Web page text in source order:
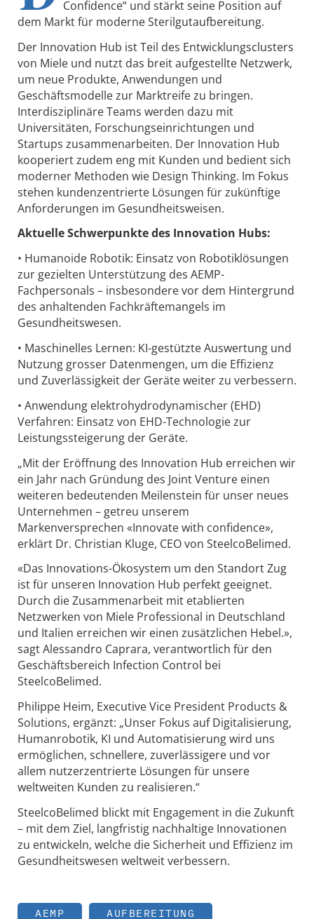
Confidence“ und stärkt seine Position auf
dem Markt für moderne Sterilgutaufbereitung.
Der Innovation Hub ist Teil des Entwicklungsclusters
von Miele und nutzt das breit aufgestellte Netzwerk,
um neue Produkte, Anwendungen und
Geschäftsmodelle zur Marktreife zu bringen.
Interdisziplinäre Teams werden dazu mit
Universitäten, Forschungseinrichtungen und
Startups zusammenarbeiten. Der Innovation Hub
kooperiert zudem eng mit Kunden und bedient sich
moderner Methoden wie Design Thinking. Im Fokus
stehen kundenzentrierte Lösungen für zukünftige
Anforderungen im Gesundheitsweisen.
Aktuelle Schwerpunkte des Innovation Hubs:
• Humanoide Robotik: Einsatz von Robotiklösungen
zur gezielten Unterstützung des AEMP-
Fachpersonals – insbesondere vor dem Hintergrund
des anhaltenden Fachkräftemangels im
Gesundheitswesen.
• Maschinelles Lernen: KI-gestützte Auswertung und
Nutzung grosser Datenmengen, um die Effizienz
und Zuverlässigkeit der Geräte weiter zu verbessern.
• Anwendung elektrohydrodynamischer (EHD)
Verfahren: Einsatz von EHD-Technologie zur
Leistungssteigerung der Geräte.
„Mit der Eröffnung des Innovation Hub erreichen wir
ein Jahr nach Gründung des Joint Venture einen
weiteren bedeutenden Meilenstein für unser neues
Unternehmen – getreu unserem
Markenversprechen «Innovate with confidence»,
erklärt Dr. Christian Kluge, CEO von SteelcoBelimed.
«Das Innovations-Ökosystem um den Standort Zug
ist für unseren Innovation Hub perfekt geeignet.
Durch die Zusammenarbeit mit etablierten
Netzwerken von Miele Professional in Deutschland
und Italien erreichen wir einen zusätzlichen Hebel.»,
sagt Alessandro Caprara, verantwortlich für den
Geschäftsbereich Infection Control bei
SteelcoBelimed.
Philippe Heim, Executive Vice President Products &
Solutions, ergänzt: „Unser Fokus auf Digitalisierung,
Humanrobotik, KI und Automatisierung wird uns
ermöglichen, schnellere, zuverlässigere und vor
allem nutzerzentrierte Lösungen für unsere
weltweiten Kunden zu realisieren.“
SteelcoBelimed blickt mit Engagement in die Zukunft
– mit dem Ziel, langfristig nachhaltige Innovationen
zu entwickeln, welche die Sicherheit und Effizienz im
Gesundheitswesen weltweit verbessern.
AEMP AUFBEREITUNG